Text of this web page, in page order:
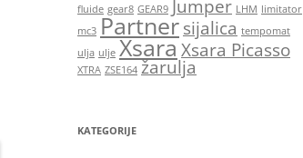
fluide gear8 GEAR9 Jumper LHM limitator
mc3 Partnersijalica tempomat
ulja ulje XsaraXsara Picasso
XTRA ZSE164 žarulja
KATEGORIJE